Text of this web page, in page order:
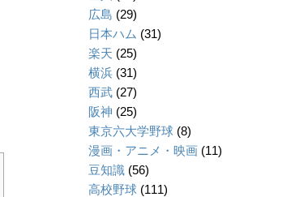
広島 (29)
日本ハム (31)
楽天 (25)
横浜 (31)
西武 (27)
阪神 (25)
東京六大学野球 (8)
漫画・アニメ・映画 (11)
豆知識 (56)
高校野球 (111)